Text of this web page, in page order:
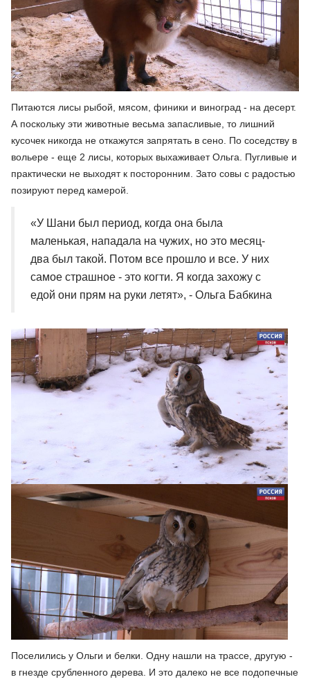
Питаются лисы рыбой, мясом, финики и виноград - на десерт.
А поскольку эти животные весьма запасливые, то лишний
кусочек никогда не откажутся запрятать в сено. По соседству в
вольере - еще 2 лисы, которых выхаживает Ольга. Пугливые и
практически не выходят к посторонним. Зато совы с радостью
позируют перед камерой.
«У Шани был период, когда она была
маленькая, нападала на чужих, но это месяц-
два был такой. Потом все прошло и все. У них
самое страшное - это когти. Я когда захожу с
едой они прям на руки летят», - Ольга Бабкина
Поселились у Ольги и белки. Одну нашли на трассе, другую -
в гнезде срубленного дерева. И это далеко не все подопечные